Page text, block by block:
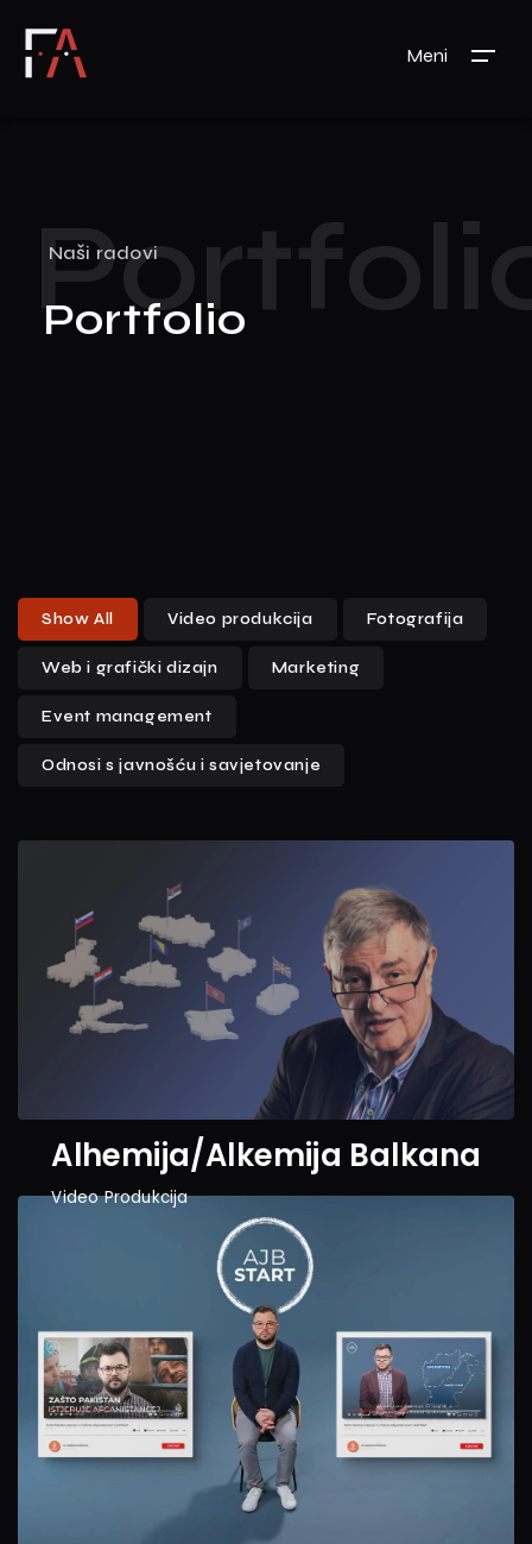
Meni
Naši radovi
Portfolio
Show All Video produkcija Fotografija
Web i grafički dizajn Marketing
Event management
Odnosi s javnošću i savjetovanje
Alhemija/Alkemija Balkana
Video Produkcija